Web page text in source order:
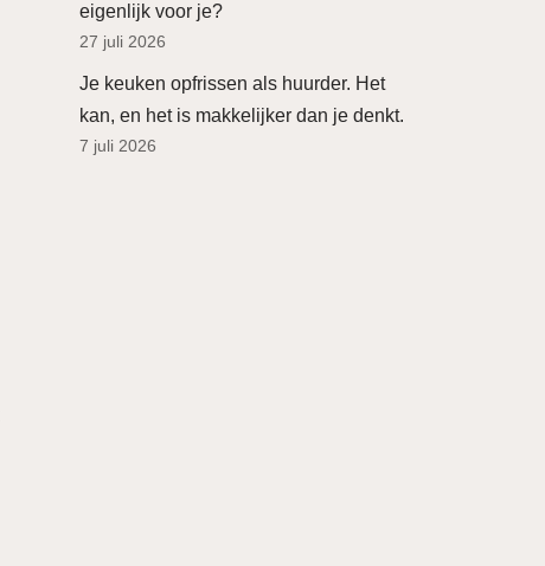
eigenlijk voor je?
27 juli 2026
Je keuken opfrissen als huurder. Het
kan, en het is makkelijker dan je denkt.
7 juli 2026